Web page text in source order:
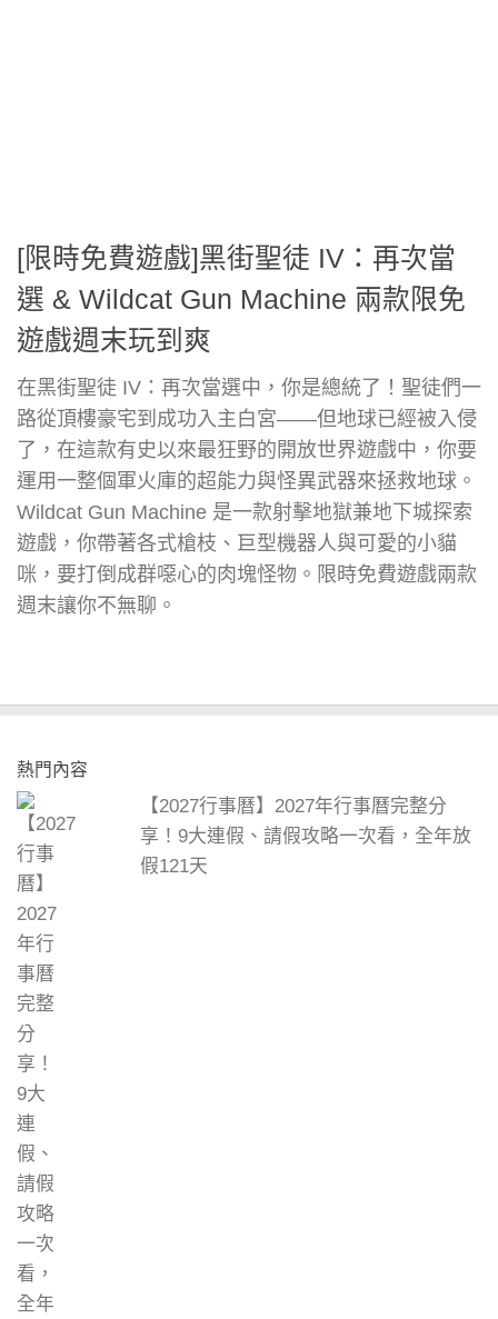
[限時免費遊戲]黑街聖徒 IV：再次當
選 & Wildcat Gun Machine 兩款限免
遊戲週末玩到爽
在黑街聖徒 IV：再次當選中，你是總統了！聖徒們一
路從頂樓豪宅到成功入主白宮——但地球已經被入侵
了，在這款有史以來最狂野的開放世界遊戲中，你要
運用一整個軍火庫的超能力與怪異武器來拯救地球。
Wildcat Gun Machine 是一款射擊地獄兼地下城探索
遊戲，你帶著各式槍枝、巨型機器人與可愛的小貓
咪，要打倒成群噁心的肉塊怪物。限時免費遊戲兩款
週末讓你不無聊。
熱門內容
【2027行事曆】2027年行事曆完整分
享！9大連假、請假攻略一次看，全年放
假121天